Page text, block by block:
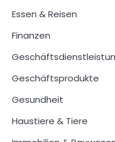
Essen & Reisen
Finanzen
Geschäftsprodukte
Gesundheit
Haustiere & Tiere